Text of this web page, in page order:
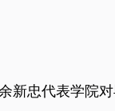
新忠代表学院